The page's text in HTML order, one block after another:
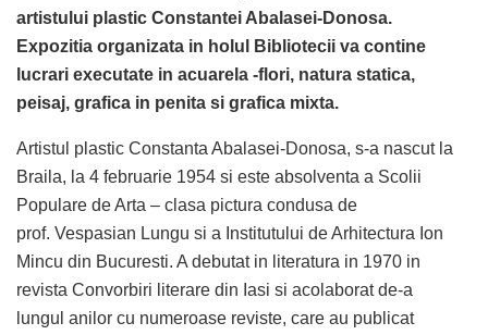
artistului plastic Constantei Abalasei-Donosa.
Expozitia organizata in holul Bibliotecii va contine
lucrari executate in acuarela -flori, natura statica,
peisaj, grafica in penita si grafica mixta.
Artistul plastic Constanta Abalasei-Donosa, s-a nascut la
Braila, la 4 februarie 1954 si este absolventa a Scolii
Populare de Arta – clasa pictura condusa de
prof. Vespasian Lungu si a Institutului de Arhitectura Ion
Mincu din Bucuresti. A debutat in literatura in 1970 in
revista Convorbiri literare din Iasi si acolaborat de-a
lungul anilor cu numeroase reviste, care au publicat